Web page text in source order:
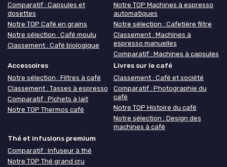
Comparatif : Capsules et
dosettes
Notre TOP Café en grains
Notre sélection : Café moulu
Classement : Café biologique
Notre TOP Machines à espresso
automatiques
Notre sélection : Cafetière filtre
Classement : Machines à
espresso manuelles
Comparatif : Machines à capsules
Accessoires
Notre sélection : Filtres à café
Classement : Tasses à espresso
Comparatif : Pichets à lait
Notre TOP Thermos café
Livres sur le café
Classement : Café et société
Comparatif : Photographie du
café
Notre TOP Histoire du café
Notre sélection : Design des
machines à café
Thé et infusions premium
Comparatif : Infuseur à thé
Notre TOP Thé grand cru